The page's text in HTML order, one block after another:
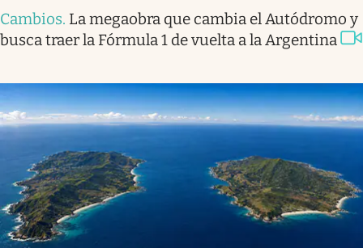
Cambios. La megaobra que cambia el Autódromo y
busca traer la Fórmula 1 de vuelta a la Argentina